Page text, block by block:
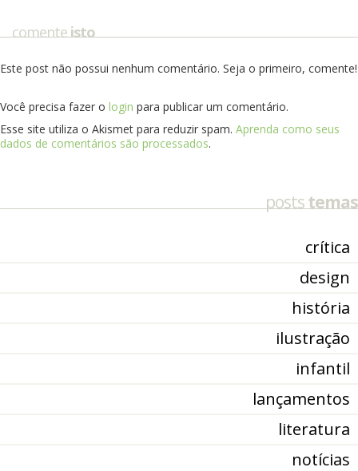
comente isto
Este post não possui nenhum comentário. Seja o primeiro, comente!
Você precisa fazer o login para publicar um comentário.
Esse site utiliza o Akismet para reduzir spam. Aprenda como seus
dados de comentários são processados.
poststemas
crítica
design
história
ilustração
infantil
lançamentos
literatura
notícias